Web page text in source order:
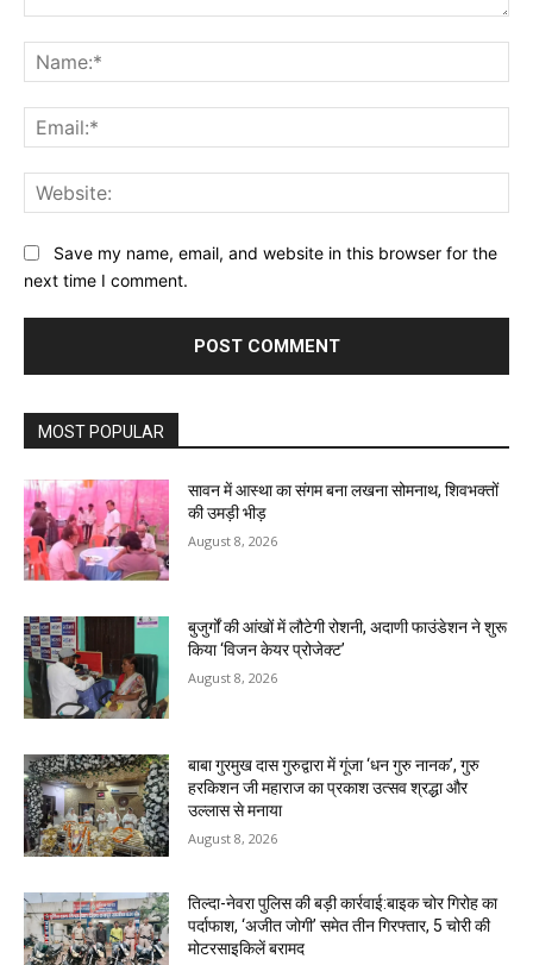
Save my name, email, and website in this browser for the
next time I comment.
MOST POPULAR
सावन में आस्था का संगम बना लखना सोमनाथ, शिवभक्तों
की उमड़ी भीड़
August 8, 2026
बुजुर्गों की आंखों में लौटेगी रोशनी, अदाणी फाउंडेशन ने शुरू
किया ‘विजन केयर प्रोजेक्ट’
August 8, 2026
बाबा गुरमुख दास गुरुद्वारा में गूंजा ‘धन गुरु नानक’, गुरु
हरकिशन जी महाराज का प्रकाश उत्सव श्रद्धा और
उल्लास से मनाया
August 8, 2026
तिल्दा-नेवरा पुलिस की बड़ी कार्रवाई:बाइक चोर गिरोह का
पर्दाफाश, ‘अजीत जोगी’ समेत तीन गिरफ्तार, 5 चोरी की
मोटरसाइकिलें बरामद